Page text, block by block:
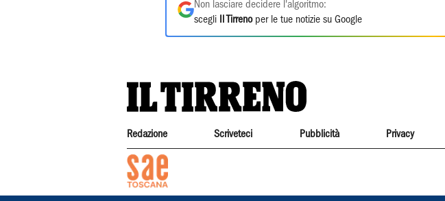
Non lasciare decidere l'algoritmo:
scegli
Il Tirrenoper le tue notizie su Google
Redazione Scriveteci Pubblicità Privacy